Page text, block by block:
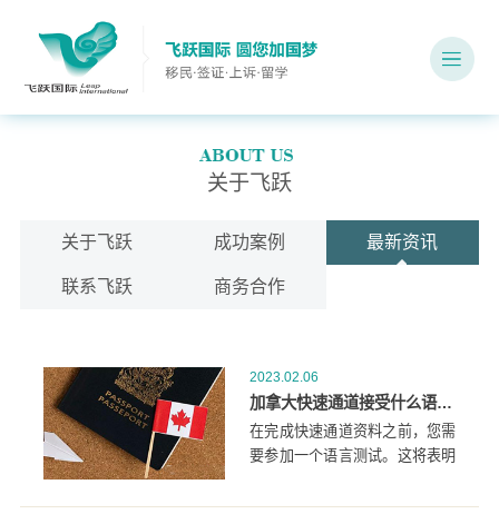
关于飞跃
关于飞跃 成功案例 最新资讯
联系飞跃 商务合作
2023.02.06
加拿大快速通道接受什么语言测试结果？
在完成快速通道资料之前，您需
要参加一个语言测试。这将表明
类都符合最低要求：听力.口语.